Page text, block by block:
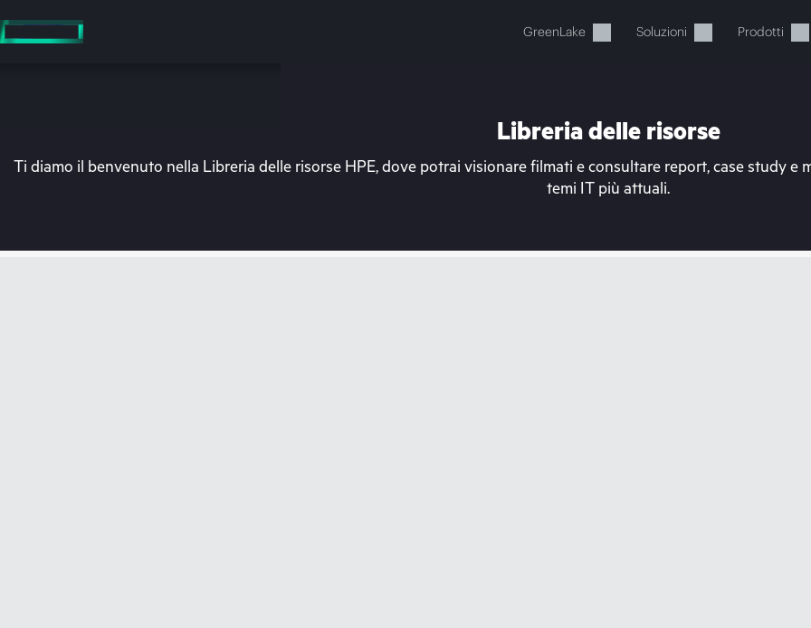
al
contenuto
GreenLake Soluzioni Prodotti
Il carrello è attualmente
Libreria delle risorse
Ti diamo il benvenuto nella Libreria delle risorse HPE, dove potrai visionare filmati e consultare report, case study
temi IT più attuali.